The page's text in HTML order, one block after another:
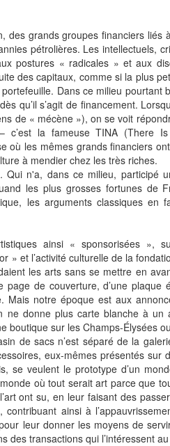
des grands groupes financiers liés
pétrolières. Les intellectuels,
postures « radicales » et aux
des capitaux, comme si la plus
Dans ce milieu pourtant
qu’il s’agit de financement.
de « mécène »), on se voit
c’est la fameuse TINA (There
où les mêmes grands financiers
à mendier chez les très riches.
n'a, dans ce milieu, participé
les plus grosses fortunes de
les arguments classiques en
ainsi « sponsorisées »,
» et l’activité culturelle de la
les arts sans se mettre en
de couverture, d’une plaque
Mais notre époque est aux
ne donne plus carte blanche à un
boutique sur les Champs-Élysées
de sacs n’est séparé de la
eux-mêmes présentés sur
se veulent le prototype d’un
où tout serait art parce que
ont su, en leur faisant des
ainsi à
leur donner les moyens de
des transactions qui l’intéressent